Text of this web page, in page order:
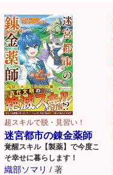
超スキルで脱・見習い！
迷宮都市の錬金薬師
覚醒スキル【製薬】で今度こ
そ幸せに暮らします！
織部ソマリ / 著